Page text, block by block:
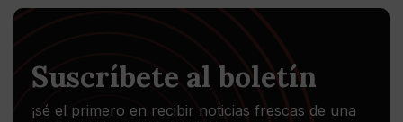
Suscríbete al boletín
¡sé el primero en recibir noticias frescas de una